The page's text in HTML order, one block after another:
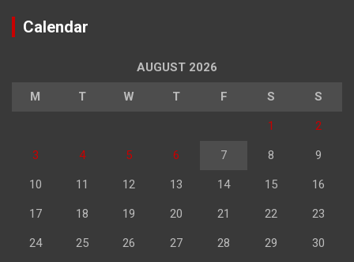
Calendar
AUGUST 2026
M T W T F S S
1 2
3 4 5 6 7 8 9
10 11 12 13 14 15 16
17 18 19 20 21 22 23
24 25 26 27 28 29 30